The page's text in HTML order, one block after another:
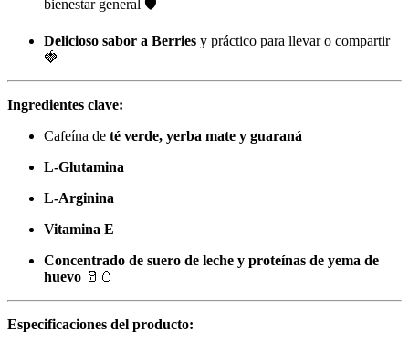
bienestar general 🛡️
Delicioso sabor a Berries y práctico para llevar o compartir
🍓
Ingredientes clave:
Cafeína de té verde, yerba mate y guaraná
L-Glutamina
L-Arginina
Vitamina E
Concentrado de suero de leche y proteínas de yema de
huevo 🥛🥚
Especificaciones del producto: